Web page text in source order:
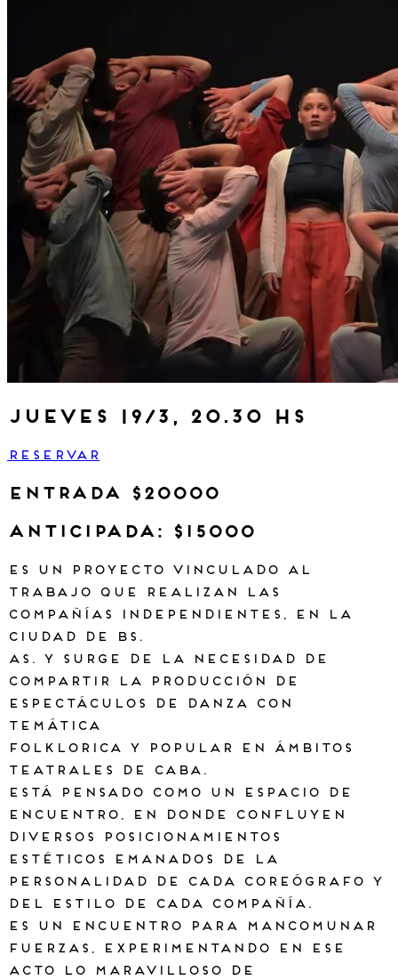
jueves 19/3, 20.30 hs
RESERVAR
entrada $20000
anticipada: $15000
Es un proyecto vinculado al
trabajo que realizan las
compañías independientes, en la
ciudad de Bs.
As. y Surge de la necesidad de
compartir la producción de
espectáculos de danza con
temática
folklorica y popular en ámbitos
teatrales de CABA.
Está pensado como un espacio de
encuentro, en donde confluyen
diversos posicionamientos
estéticos emanados de la
personalidad de cada coreógrafo y
del estilo de cada Compañía.
Es un encuentro para mancomunar
fuerzas, experimentando en ese
acto lo maravilloso de